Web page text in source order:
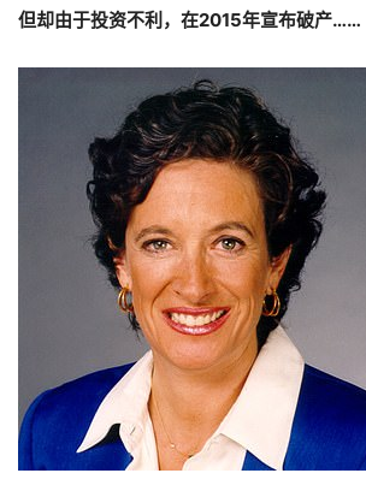
但却由于投资不利，在2015年宣布破产……